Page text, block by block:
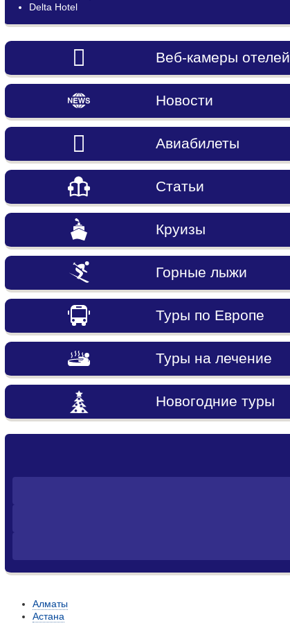
Delta Hotel
Веб-камеры отелей
Новости
Авиабилеты
Статьи
Круизы
Горные лыжи
Туры по Европе
Туры на лечение
Новогодние туры
Алматы
Астана